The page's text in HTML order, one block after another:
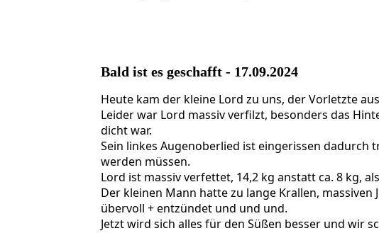
Bald ist es geschafft - 17.09.2024
Heute kam der kleine Lord zu uns, der Vorletzte
Leider war Lord massiv verfilzt, besonders das
dicht war.
Sein linkes Augenoberlied ist eingerissen
werden müssen.
Lord ist massiv verfettet, 14,2 kg anstatt ca. 8 kg,
Der kleinen Mann hatte zu lange Krallen,
übervoll + entzündet und und und.
Jetzt wird sich alles für den Süßen besser und wir